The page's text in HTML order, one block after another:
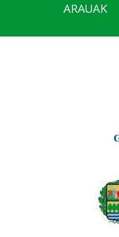
ARAUAK